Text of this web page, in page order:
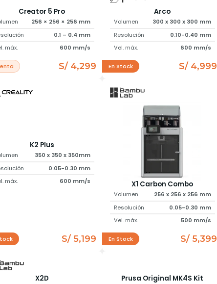
Creator 5 Pro
256 × 256 × 256 mm
0.1 – 0.4 mm
máx.
600 mm/s
S/ 4,299
Arco
Volumen
300 x 300 x 300 mm
Resolución
0.10-0.40 mm
Vel. máx.
600 mm/s
En Stock S/ 4,999
K2 Plus
350 x 350 x 350mm
0.05-0.30 mm
máx.
600 mm/s
S/ 5,199
X1 Carbon Combo
Volumen
256 x 256 x 256 mm
Resolución
0.05-0.30 mm
Vel. máx.
500 mm/s
En Stock S/ 5,399
X2D Prusa Original MK4S Kit